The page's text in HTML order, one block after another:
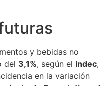
y bebidas no
del 3,1%, según el Indec,
en la variación